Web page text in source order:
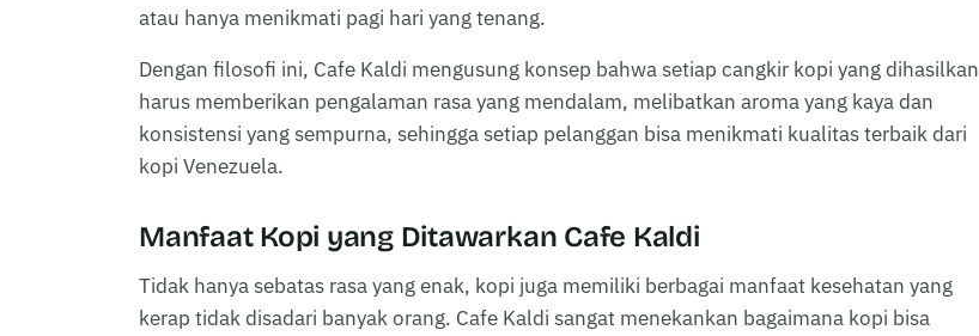
atau hanya menikmati pagi hari yang tenang.
Dengan filosofi ini, Cafe Kaldi mengusung konsep bahwa setiap cangkir kopi yang dihasilkan
harus memberikan pengalaman rasa yang mendalam, melibatkan aroma yang kaya dan
konsistensi yang sempurna, sehingga setiap pelanggan bisa menikmati kualitas terbaik dari
kopi Venezuela.
Manfaat Kopi yang Ditawarkan Cafe Kaldi
Tidak hanya sebatas rasa yang enak, kopi juga memiliki berbagai manfaat kesehatan yang
kerap tidak disadari banyak orang. Cafe Kaldi sangat menekankan bagaimana kopi bisa